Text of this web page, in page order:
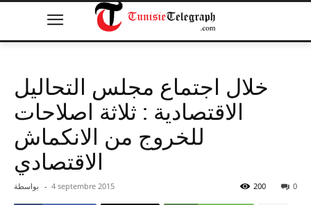
خلال اجتماع مجلس التحاليل
الاقتصادية : ثلاثة اصلاحات
للخروج من الانكماش
الاقتصادي
بواسطة - 4 septembre 2015 0
200